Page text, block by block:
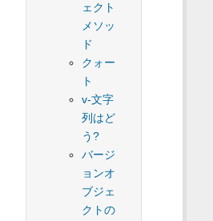
ェクト
メソッ
ド
クォー
ト
v-文字
列はど
う?
バージ
ョンオ
ブジェ
クトの